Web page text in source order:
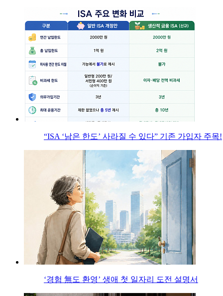
“ISA ‘남은 한도’ 사라질 수 있다” 기존 가입자 주목!
‘경험 無도 환영’ 생애 첫 일자리 도전 설명서